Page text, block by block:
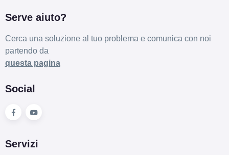
Serve aiuto?
Cerca una soluzione al tuo problema e comunica con noi
partendo da
questa pagina
Social
Servizi